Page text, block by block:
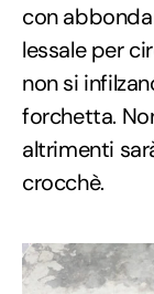
con
lessale per
non si
forchetta.
altrimenti
crocchè.